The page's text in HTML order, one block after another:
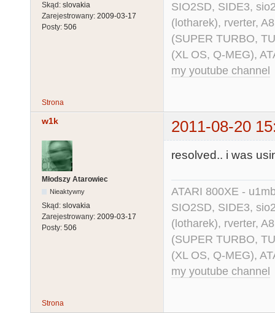
Skąd: slovakia
Zarejestrowany: 2009-03-17
Posty: 506
SIO2SD, SIDE3,
(lotharek), rverter,
(SUPER TURBO,
(XL OS, Q-MEG),
my youtube channel
Strona
w1k 2011-08-20
Młodszy Atarowiec
Nieaktywny
Skąd: slovakia
Zarejestrowany: 2009-03-17
Posty: 506
resolved.. i was
ATARI 800XE -
SIO2SD, SIDE3,
(lotharek), rverter,
(SUPER TURBO,
(XL OS, Q-MEG),
my youtube channel
Strona